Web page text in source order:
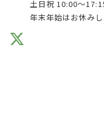
土日祝 10:00〜
年末年始はお休み